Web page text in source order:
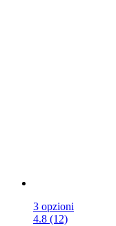
3 opzioni
4.8 (12)